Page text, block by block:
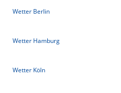
Wetter Berlin
Wetter Hamburg
Wetter Köln